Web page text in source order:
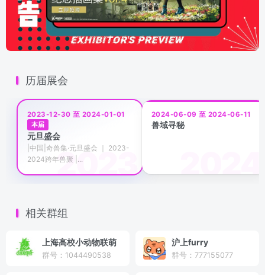
历届展会
2023-12-30 至 2024-01-01
本届
元旦盛会
|中国|奇兽集·元旦盛会 ｜ 2023-
2024跨年兽聚 |...
2024-06-09 至 2024-06-11
兽域寻秘
相关群组
上海高校小动物联萌
群号：1044490538
沪上furry
群号：777155077